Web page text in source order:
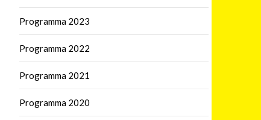
Programma 2023
Programma 2022
Programma 2021
Programma 2020